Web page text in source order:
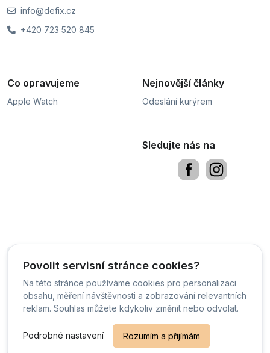
Povolit servisní stránce cookies?
Na této stránce používáme cookies pro personalizaci
obsahu, měření návštěvnosti a zobrazování relevantních
reklam. Souhlas můžete kdykoliv změnit nebo odvolat.
Podrobné nastavení Rozumím a přijímám
info@defix.cz
+420 723 520 845
Co opravujeme
Apple Watch
Nejnovější články
Odeslání kurýrem
Sledujte nás na
Změnit preference cookies
MyRepair.app